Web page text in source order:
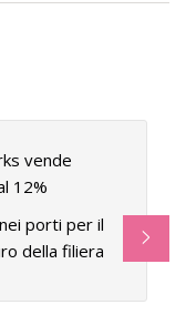
vende
12%
porti per il
della filiera